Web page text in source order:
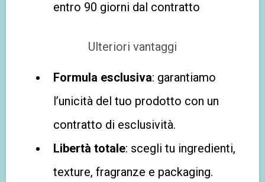
entro 90 giorni dal contratto
Ulteriori vantaggi
Formula esclusiva: garantiamo
l’unicità del tuo prodotto con un
contratto di esclusività.
Libertà totale: scegli tu ingredienti,
texture, fragranze e packaging.